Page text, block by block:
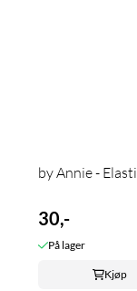
by Annie -
30,-
På lager
Kjøp